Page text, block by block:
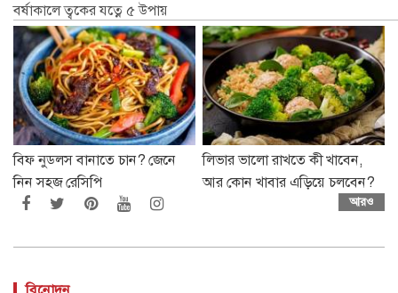
বর্ষাকালে ত্বকের যত্নে ৫ উপায়
বিফ নুডলস বানাতে চান? জেনে
নিন সহজ রেসিপি
লিভার ভালো রাখতে কী খাবেন,
আর কোন খাবার এড়িয়ে চলবেন?
আরও